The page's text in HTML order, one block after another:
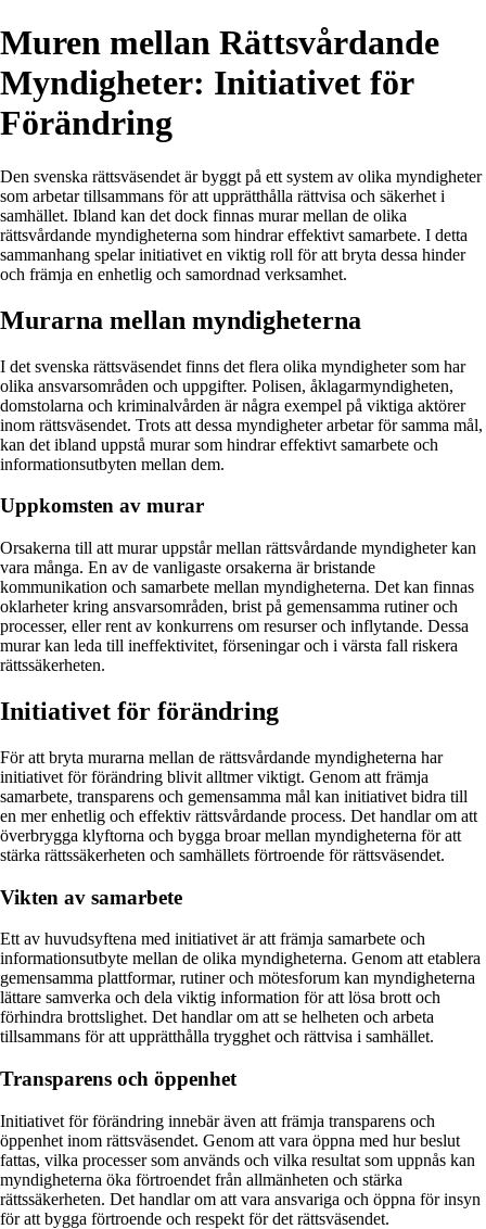
Muren mellan Rättsvårdande
Myndigheter: Initiativet för
Förändring
Den svenska rättsväsendet är byggt på ett system av olika myndigheter
som arbetar tillsammans för att upprätthålla rättvisa och säkerhet i
samhället. Ibland kan det dock finnas murar mellan de olika
rättsvårdande myndigheterna som hindrar effektivt samarbete. I detta
sammanhang spelar initiativet en viktig roll för att bryta dessa hinder
och främja en enhetlig och samordnad verksamhet.
Murarna mellan myndigheterna
I det svenska rättsväsendet finns det flera olika myndigheter som har
olika ansvarsområden och uppgifter. Polisen, åklagarmyndigheten,
domstolarna och kriminalvården är några exempel på viktiga aktörer
inom rättsväsendet. Trots att dessa myndigheter arbetar för samma mål,
kan det ibland uppstå murar som hindrar effektivt samarbete och
informationsutbyten mellan dem.
Uppkomsten av murar
Orsakerna till att murar uppstår mellan rättsvårdande myndigheter kan
vara många. En av de vanligaste orsakerna är bristande
kommunikation och samarbete mellan myndigheterna. Det kan finnas
oklarheter kring ansvarsområden, brist på gemensamma rutiner och
processer, eller rent av konkurrens om resurser och inflytande. Dessa
murar kan leda till ineffektivitet, förseningar och i värsta fall riskera
rättssäkerheten.
Initiativet för förändring
För att bryta murarna mellan de rättsvårdande myndigheterna har
initiativet för förändring blivit alltmer viktigt. Genom att främja
samarbete, transparens och gemensamma mål kan initiativet bidra till
en mer enhetlig och effektiv rättsvårdande process. Det handlar om att
överbrygga klyftorna och bygga broar mellan myndigheterna för att
stärka rättssäkerheten och samhällets förtroende för rättsväsendet.
Vikten av samarbete
Ett av huvudsyftena med initiativet är att främja samarbete och
informationsutbyte mellan de olika myndigheterna. Genom att etablera
gemensamma plattformar, rutiner och mötesforum kan myndigheterna
lättare samverka och dela viktig information för att lösa brott och
förhindra brottslighet. Det handlar om att se helheten och arbeta
tillsammans för att upprätthålla trygghet och rättvisa i samhället.
Transparens och öppenhet
Initiativet för förändring innebär även att främja transparens och
öppenhet inom rättsväsendet. Genom att vara öppna med hur beslut
fattas, vilka processer som används och vilka resultat som uppnås kan
myndigheterna öka förtroendet från allmänheten och stärka
rättssäkerheten. Det handlar om att vara ansvariga och öppna för insyn
för att bygga förtroende och respekt för det rättsväsendet.